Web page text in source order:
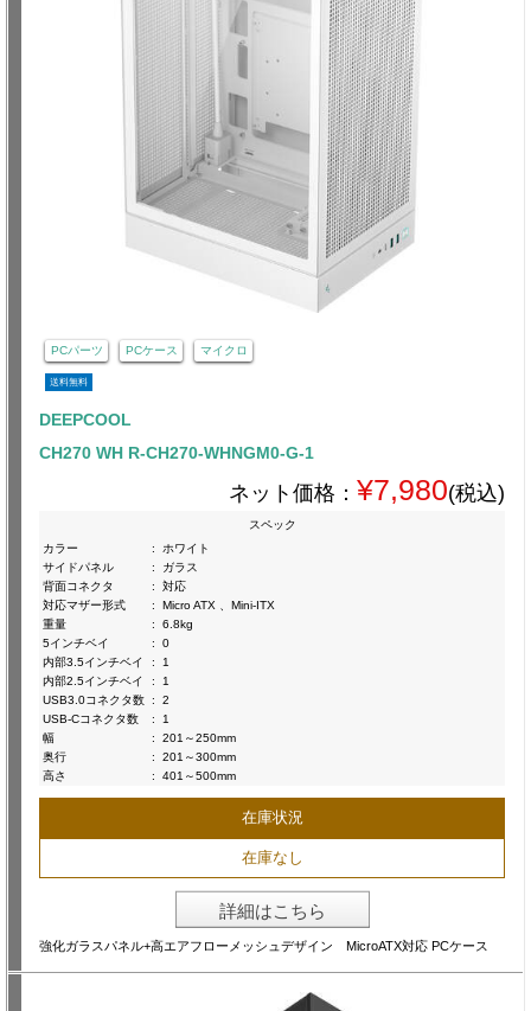
PCパーツ PCケース マイクロ
送料無料
DEEPCOOL
CH270 WH R-CH270-WHNGM0-G-1
ネット価格： ¥7,980(税込)
スペック
カラー
:
ホワイト
サイドパネル
:
ガラス
背面コネクタ
:
対応
対応マザー形式
:
Micro ATX 、Mini-ITX
重量
:
6.8kg
5インチベイ
:
0
内部3.5インチベイ
:
1
内部2.5インチベイ
:
1
USB3.0コネクタ数 :
2
USB-Cコネクタ数
:
1
幅
:
201～250mm
奥行
:
201～300mm
高さ
: 401～500mm
在庫状況
在庫なし
詳細はこちら
強化ガラスパネル+高エアフローメッシュデザイン MicroATX対応 PCケース